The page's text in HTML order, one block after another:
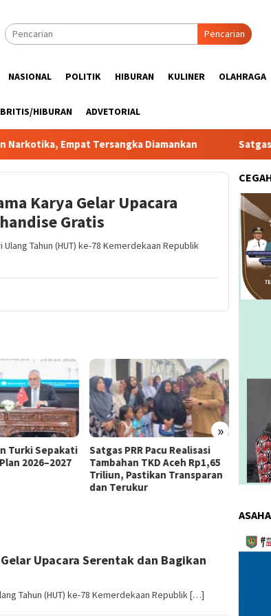
Pencarian
NASIONAL POLITIK HIBURAN KULINER OLAHRAGA
HIBURAN ADVETORIAL
Tersangka Diamankan Satgas PRR Pacu
Karya Gelar Upacara
Gratis
Tahun (HUT) ke-78 Kemerdekaan Republik
»
Realisasi
Aceh Rp1,65
Kemnaker Berhasil Mediasi
Perselisihan PHK PT Amos
Indah Indonesia Perselisihan
PHK PT Amos Indah Indonesia
The
Upacara Serentak dan Bagikan
Tahun (HUT) ke-78 Kemerdekaan Republik […]
Video